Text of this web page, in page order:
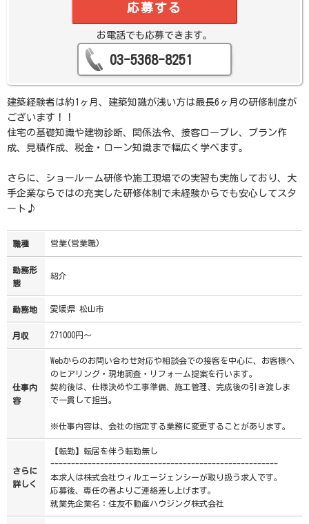
応募する
お電話でも応募できます。
03-5368-8251
建築経験者は約1ヶ月、建築知識が浅い方は最長6ヶ月の研修制度が
ございます！！
住宅の基礎知識や建物診断、関係法令、接客ロープレ、プラン作
成、見積作成、税金・ローン知識まで幅広く学べます。
さらに、ショールーム研修や施工現場での実習も実施しており、大
手企業ならではの充実した研修体制で未経験からでも安心してスタ
ート♪
職種 営業(営業職)
勤務形
態
紹介
勤務地 愛媛県 松山市
月収 271000円～
仕事内
容
Webからのお問い合わせ対応や相談会での接客を中心に、お客様へ
のヒアリング・現地調査・リフォーム提案を行います。
契約後は、仕様決めや工事準備、施工管理、完成後の引き渡しま
で一貫して担当。
※仕事内容は、会社の指定する業務に変更することがあります。
さらに
詳しく
【転勤】転居を伴う転勤無し
-------------------------------------------------------
本求人は株式会社ウィルエージェンシーが取り扱う求人です。
応募後、専任の者よりご連絡差し上げます。
就業先企業名：住友不動産ハウジング株式会社